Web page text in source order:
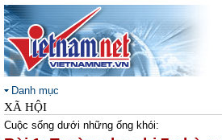
Danh mục
XÃ HỘI
Cuộc sống dưới những ống khói: